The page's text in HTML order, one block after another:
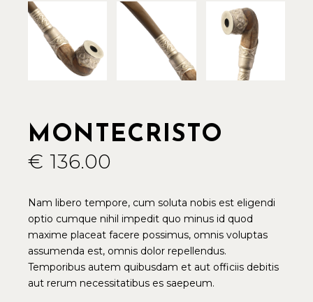
MONTECRISTO
€ 136.00
Nam libero tempore, cum soluta nobis est eligendi
optio cumque nihil impedit quo minus id quod
maxime placeat facere possimus, omnis voluptas
assumenda est, omnis dolor repellendus.
Temporibus autem quibusdam et aut officiis debitis
aut rerum necessitatibus es saepeum.